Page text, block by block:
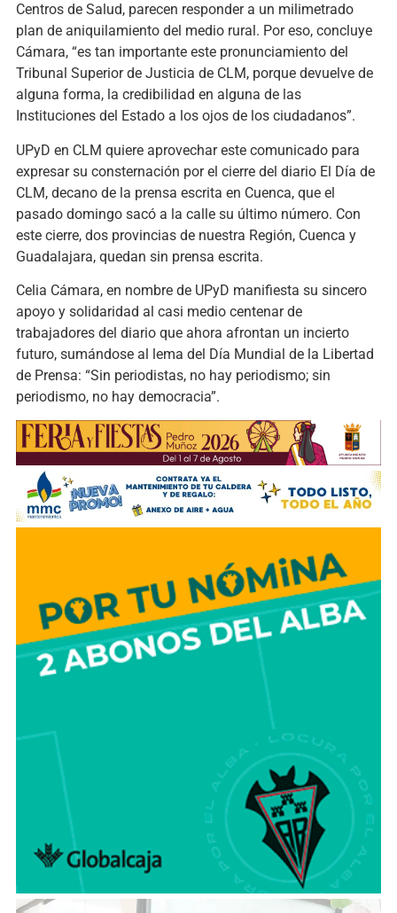
Centros de Salud, parecen responder a un milimetrado
plan de aniquilamiento del medio rural. Por eso, concluye
Cámara, “es tan importante este pronunciamiento del
Tribunal Superior de Justicia de CLM, porque devuelve de
alguna forma, la credibilidad en alguna de las
Instituciones del Estado a los ojos de los ciudadanos”.
UPyD en CLM quiere aprovechar este comunicado para
expresar su consternación por el cierre del diario El Día de
CLM, decano de la prensa escrita en Cuenca, que el
pasado domingo sacó a la calle su último número. Con
este cierre, dos provincias de nuestra Región, Cuenca y
Guadalajara, quedan sin prensa escrita.
Celia Cámara, en nombre de UPyD manifiesta su sincero
apoyo y solidaridad al casi medio centenar de
trabajadores del diario que ahora afrontan un incierto
futuro, sumándose al lema del Día Mundial de la Libertad
de Prensa: “Sin periodistas, no hay periodismo; sin
periodismo, no hay democracia”.